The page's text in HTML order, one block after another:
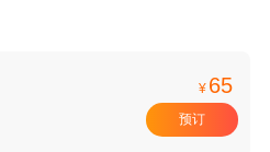
¥ 65
预订